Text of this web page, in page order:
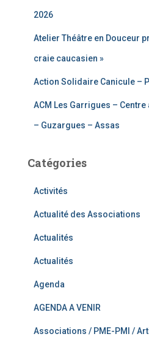
2026
Atelier Théâtre en Douceur
craie caucasien »
Action Solidaire Canicule –
ACM Les Garrigues –
– Guzargues – Assas
Catégories
Activités
Actualité des Associations
Actualités
Actualités
Agenda
AGENDA A VENIR
Associations / PME-PMI /